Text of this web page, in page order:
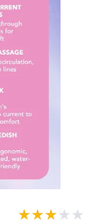
★★★★★
★★★★★